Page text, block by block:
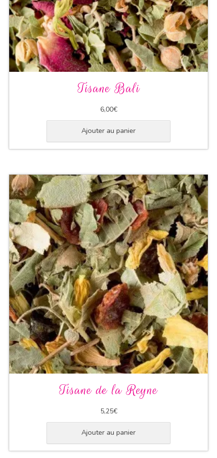
Tisane Bali
6,00€
Ajouter au panier
Tisane de la Reyne
5,25€
Ajouter au panier